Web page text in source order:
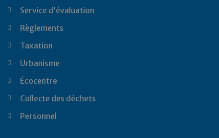
Service d’évaluation
Règlements
Taxation
Urbanisme
Écocentre
Collecte des déchets
Personnel